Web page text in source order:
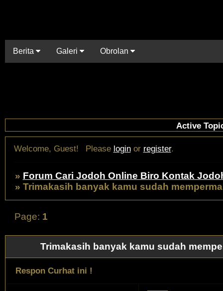
Berita Galeri Obrolan
Active
Welcome, Guest! Please loginor register.
» Forum Cari Jodoh Online Biro Kontak
» Trimakasih banyak kamu sudah
Trimakasih banyak kamu sudah
Page: 1
Respon Curhat ini !